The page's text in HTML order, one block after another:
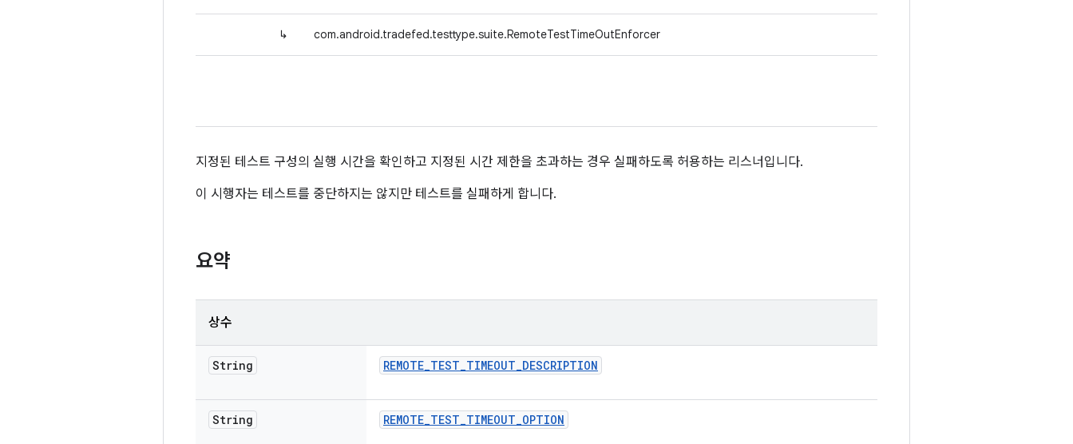
↳ com.android.tradefed.testtype.suite.RemoteTestTimeOutEnforcer
지정된 테스트 구성의 실행 시간을 확인하고 지정된 시간 제한을 초과하는 경우 실패하도록 허용하는 리스너입니다.
이 시행자는 테스트를 중단하지는 않지만 테스트를 실패하게 합니다.
요약
상수
String REMOTE_TEST_TIMEOUT_DESCRIPTION
String REMOTE_TEST_TIMEOUT_OPTION